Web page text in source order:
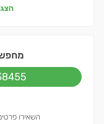
צבעים בתל אביב
הצג
השאירו